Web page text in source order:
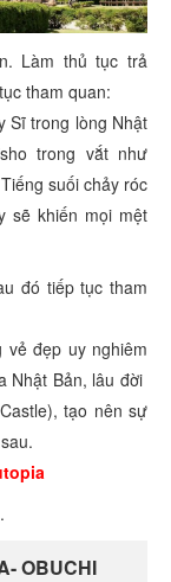
Làm thủ tục trả
tham quan:
Sĩ trong lòng Nhật
trong vắt như
suối chảy róc
sẽ khiến mọi mệt
đó tiếp tục tham
vẻ đẹp uy nghiêm
Nhật Bản, lâu đời
tạo nên sự
.
OBUCHI